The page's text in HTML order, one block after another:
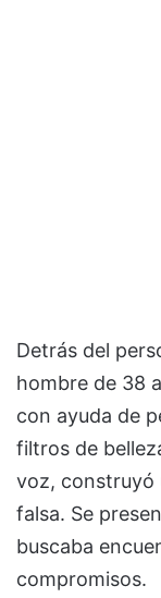
Detrás del
hombre de 38
con ayuda de
filtros de
voz, construyó
falsa. Se
buscaba
compromisos.